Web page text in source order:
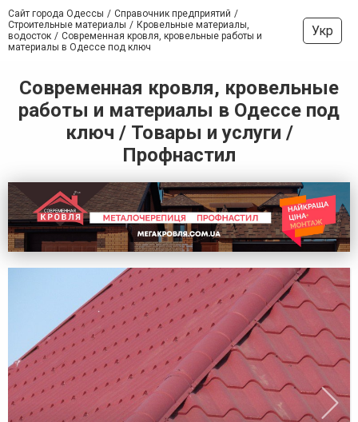
Сайт города Одессы
Справочник предприятий
Строительные материалы
Кровельные материалы,
водосток
Современная кровля, кровельные работы и
материалы в Одессе под ключ
Укр
Современная кровля, кровельные
работы и материалы в Одессе под
ключ / Товары и услуги /
Профнастил